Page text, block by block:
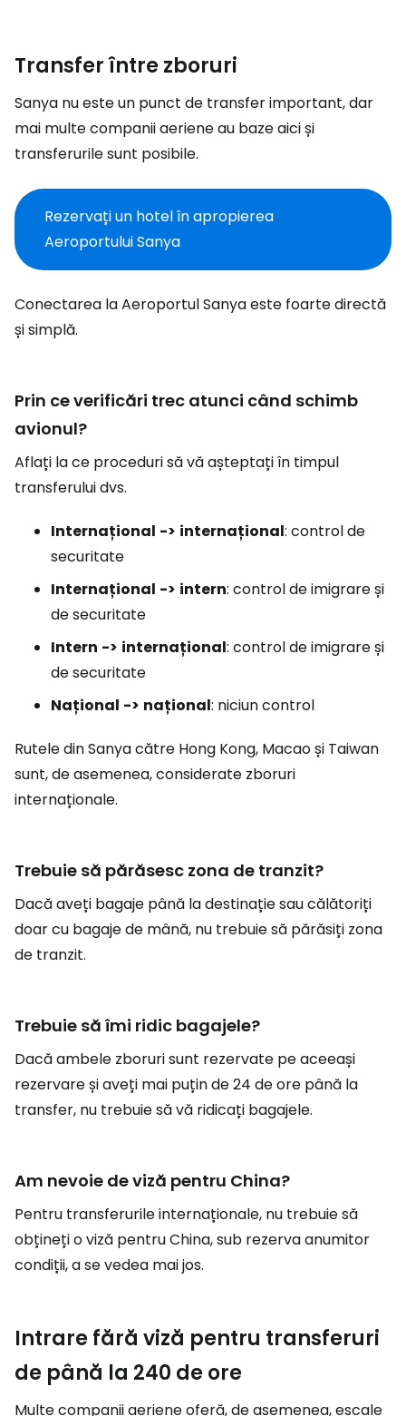
Transfer între zboruri
Sanya nu este un punct de transfer important, dar
mai multe companii aeriene au baze aici și
transferurile sunt posibile.
Rezervați un hotel în apropierea
Aeroportului Sanya
Conectarea la Aeroportul Sanya este foarte directă
și simplă.
Prin ce verificări trec atunci când schimb
avionul?
Aflați la ce proceduri să vă așteptați în timpul
transferului dvs.
Internațional -> internațional: control de
securitate
Internațional -> intern: control de imigrare și
de securitate
Intern -> internațional: control de imigrare și
de securitate
Național -> național: niciun control
Rutele din Sanya către Hong Kong, Macao și Taiwan
sunt, de asemenea, considerate zboruri
internaționale.
Trebuie să părăsesc zona de tranzit?
Dacă aveți bagaje până la destinație sau călătoriți
doar cu bagaje de mână, nu trebuie să părăsiți zona
de tranzit.
Trebuie să îmi ridic bagajele?
Dacă ambele zboruri sunt rezervate pe aceeași
rezervare și aveți mai puțin de 24 de ore până la
transfer, nu trebuie să vă ridicați bagajele.
Am nevoie de viză pentru China?
Pentru transferurile internaționale, nu trebuie să
obțineți o viză pentru China, sub rezerva anumitor
condiții, a se vedea mai jos.
Intrare fără viză pentru transferuri
de până la 240 de ore
Multe companii aeriene oferă, de asemenea, escale